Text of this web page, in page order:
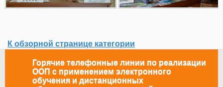
К обзорной странице категории
Горячие телефонные линии по реализации
ООП с применением электронного
обучения и дистанционных